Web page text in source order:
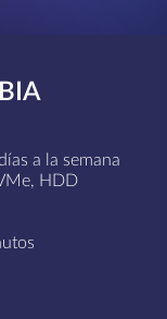
a la semana
HDD